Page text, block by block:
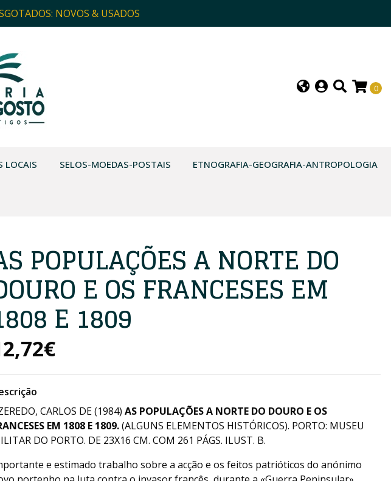
NOVOS & USADOS
0
LOCAIS SELOS-MOEDAS-POSTAIS ETNOGRAFIA-GEOGRAFIA-ANTROPOLOGIA
POPULAÇÕES A NORTE DO
E OS FRANCESES EM
E 1809
CARLOS DE (1984) AS POPULAÇÕES A NORTE DO DOURO E OS
EM 1808 E 1809.(ALGUNS ELEMENTOS HISTÓRICOS). PORTO: MUSEU
DO PORTO. DE 23X16 CM. COM 261 PÁGS. ILUST. B.
e estimado trabalho sobre a acção e os feitos patrióticos do anónimo